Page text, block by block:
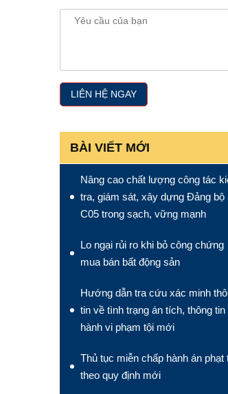
BÀI VIẾT MỚI
Nâng cao chất lượng công tác
tra, giám sát, xây dựng Đảng bộ
C05 trong sạch, vững mạnh
Lo ngại rủi ro khi bỏ công chứng
mua bán bất động sản
Hướng dẫn tra cứu xác minh
tin về tình trạng án tích, thông tin
hành vi phạm tội mới
Thủ tục miễn chấp hành án phạt
theo quy định mới